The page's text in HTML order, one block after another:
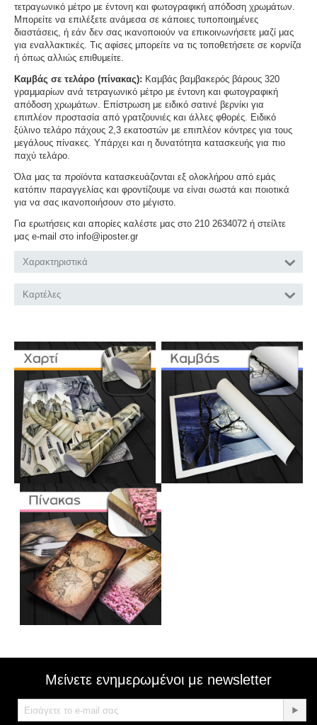
τετραγωνικό μέτρο με έντονη και φωτογραφική απόδοση χρωμάτων.
Μπορείτε να επιλέξετε ανάμεσα σε κάποιες τυποποιημένες
διαστάσεις, ή εάν δεν σας ικανοποιούν να επικοινωνήσετε μαζί μας
για εναλλακτικές. Τις αφίσες μπορείτε να τις τοποθετήσετε σε κορνίζα
ή όπως αλλιώς επιθυμείτε.
Καμβάς σε τελάρο (πίνακας): Καμβάς βαμβακερός βάρους 320
γραμμαρίων ανά τετραγωνικό μέτρο με έντονη και φωτογραφική
απόδοση χρωμάτων. Επίστρωση με ειδικό σατινέ βερνίκι για
επιπλέον προστασία από γρατζουνιές και άλλες φθορές. Ειδικό
ξύλινο τελάρο πάχους 2,3 εκατοστών με επιπλέον κόντρες για τους
μεγάλους πίνακες. Υπάρχει και η δυνατότητα κατασκευής για πιο
παχύ τελάρο.
Όλα μας τα προϊόντα κατασκευάζονται εξ ολοκλήρου από εμάς
κατόπιν παραγγελίας και φροντίζουμε να είναι σωστά και ποιοτικά
για να σας ικανοποιήσουν στο μέγιστο.
Για ερωτήσεις και απορίες καλέστε μας στο 210 2634072 ή στείλτε
μας e-mail στο info@iposter.gr
Χαρακτηριστικά
Καρτέλες
Μείνετε ενημερωμένοι με newsletter